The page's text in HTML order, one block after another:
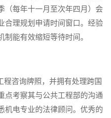
（每年十一月至次年四月）会
合理规划申请时间窗口。经验
能有效缩短等待时间。
咨询牌照，并拥有处理跨国
点考察其与公共工程部的沟通
机电专业的法律顾问。优秀的